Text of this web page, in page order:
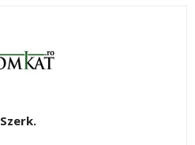
Szerk.